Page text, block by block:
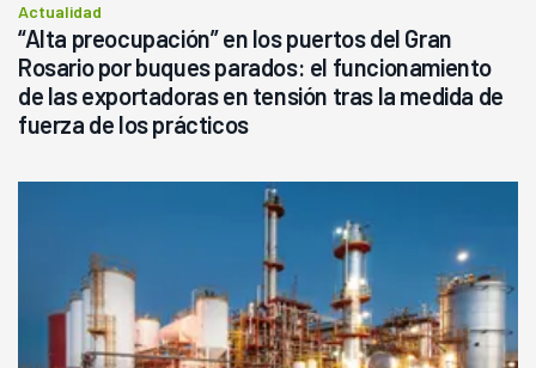
Actualidad
“Alta preocupación” en los puertos del Gran
Rosario por buques parados: el funcionamiento
de las exportadoras en tensión tras la medida de
fuerza de los prácticos